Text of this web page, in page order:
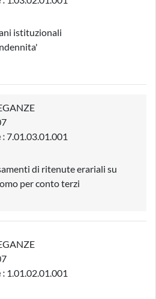
istituzionali
:7.01.03.01.001
di ritenute erariali su
per conto terzi
: 1.01.02.01.001